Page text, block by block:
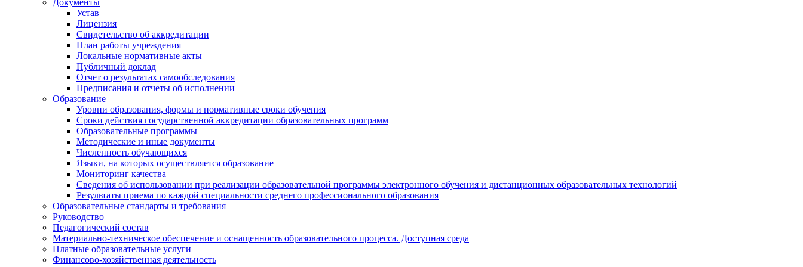
Документы
Устав
Лицензия
Свидетельство об аккредитации
План работы учреждения
Локальные нормативные акты
Публичный доклад
Отчет о результатах самообследования
Предписания и отчеты об исполнении
Образование
Уровни образования, формы и нормативные сроки обучения
Сроки действия государственной аккредитации образовательных программ
Образовательные программы
Методические и иные документы
Численность обучающихся
Языки, на которых осуществляется образование
Мониторинг качества
Сведения об использовании при реализации образовательной программы электронного обучения и дистанционных образовательных технологий
Результаты приема по каждой специальности среднего профессионального образования
Образовательные стандарты и требования
Руководство
Педагогический состав
Материально-техническое обеспечение и оснащенность образовательного процесса. Доступная среда
Платные образовательные услуги
Финансово-хозяйственная деятельность